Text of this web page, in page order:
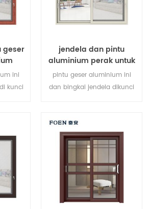
geser
ini
kunci
baik.
jendela dan pintu
aluminium perak untuk
rumah
pintu geser aluminium ini
dan bingkai jendela dikunci
anti-pencurian sangat baik.
berbagai jenis pintu untuk
memenuhi berbagai
kebutuhan arsitektur.